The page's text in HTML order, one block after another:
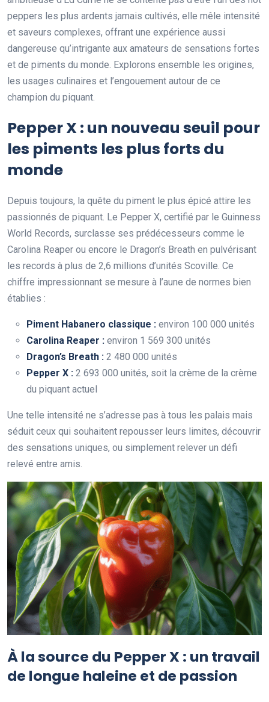
peppers les plus ardents jamais cultivés, elle mêle intensité
et saveurs complexes, offrant une expérience aussi
dangereuse qu’intrigante aux amateurs de sensations fortes
et de piments du monde. Explorons ensemble les origines,
les usages culinaires et l’engouement autour de ce
champion du piquant.
Pepper X : un nouveau seuil pour
les piments les plus forts du
monde
Depuis toujours, la quête du piment le plus épicé attire les
passionnés de piquant. Le Pepper X, certifié par le Guinness
World Records, surclasse ses prédécesseurs comme le
Carolina Reaper ou encore le Dragon’s Breath en pulvérisant
les records à plus de 2,6 millions d’unités Scoville. Ce
chiffre impressionnant se mesure à l’aune de normes bien
établies :
Piment Habanero classique : environ 100 000 unités
Carolina Reaper : environ 1 569 300 unités
Dragon’s Breath : 2 480 000 unités
Pepper X : 2 693 000 unités, soit la crème de la crème
du piquant actuel
Une telle intensité ne s’adresse pas à tous les palais mais
séduit ceux qui souhaitent repousser leurs limites, découvrir
des sensations uniques, ou simplement relever un défi
relevé entre amis.
À la source du Pepper X : un travail
de longue haleine et de passion